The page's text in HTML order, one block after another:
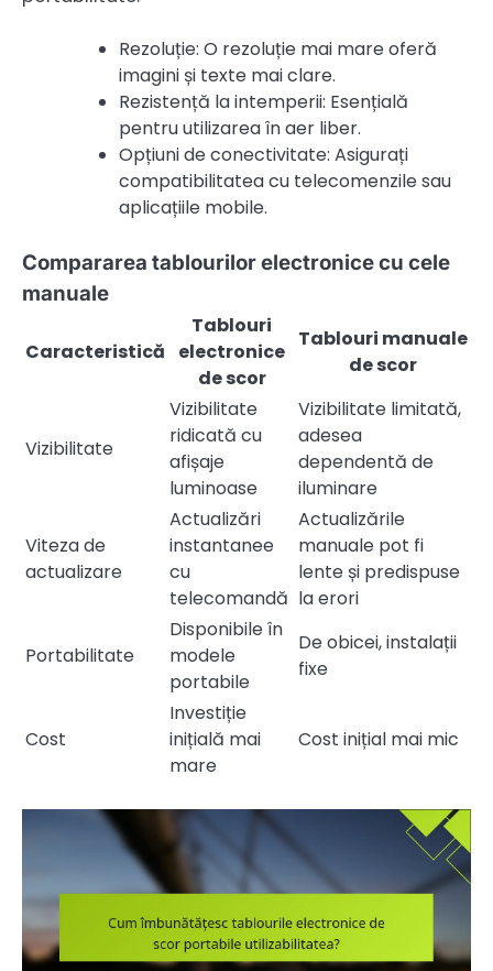
Rezoluție: O rezoluție mai mare oferă
imagini și texte mai clare.
Rezistență la intemperii: Esențială
pentru utilizarea în aer liber.
Opțiuni de conectivitate: Asigurați
compatibilitatea cu telecomenzile sau
aplicațiile mobile.
Compararea tablourilor electronice cu cele
manuale
Caracteristică
Tablouri
electronice
de scor
Tablouri manuale
de scor
Vizibilitate
Vizibilitate
ridicată cu
afișaje
luminoase
Vizibilitate limitată,
adesea
dependentă de
iluminare
Viteza de
actualizare
Actualizări
instantanee
cu
telecomandă
Actualizările
manuale pot fi
lente și predispuse
la erori
Portabilitate
Disponibile în
modele
portabile
De obicei, instalații
fixe
Cost
Investiție
inițială mai
mare
Cost inițial mai mic